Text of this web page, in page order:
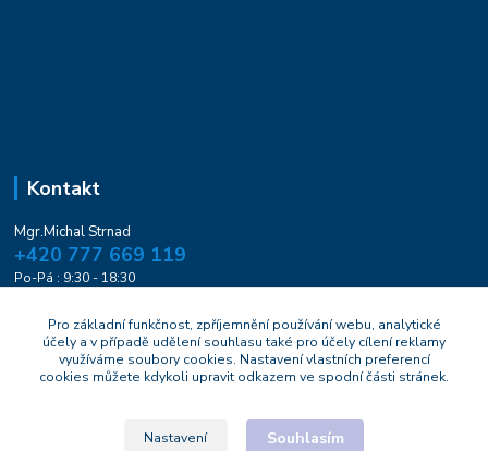
Kontakt
Mgr.Michal Strnad
+420 777 669 119
Po-Pá : 9:30 - 18:30
naturesa@email.cz
Pro základní funkčnost, zpříjemnění používání webu, analytické
účely a v případě udělení souhlasu také pro účely cílení reklamy
využíváme soubory cookies. Nastavení vlastních preferencí
cookies můžete kdykoli upravit odkazem ve spodní části stránek.
Nastavení Souhlasím